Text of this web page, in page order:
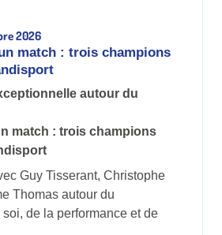
2026
match : trois champions
autour du
match : trois champions
Guy Tisserant, Christophe
Thomas autour du
de la performance et de